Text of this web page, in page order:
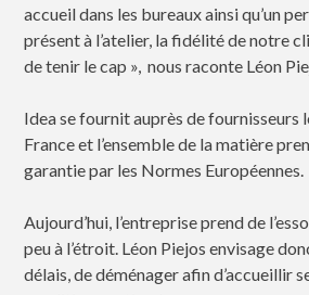
accueil dans les bureaux ainsi qu’un
présent à l’atelier, la fidélité de notre
de tenir le cap », nous raconte Léon
Idea se fournit auprès de fournisseurs
France et l’ensemble de la matière
garantie par les Normes Européennes.
Aujourd’hui, l’entreprise prend de
peu à l’étroit. Léon Piejos envisage
délais, de déménager afin d’accueillir